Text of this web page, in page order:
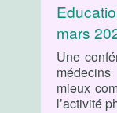
mars
Une
mieux
l’activité